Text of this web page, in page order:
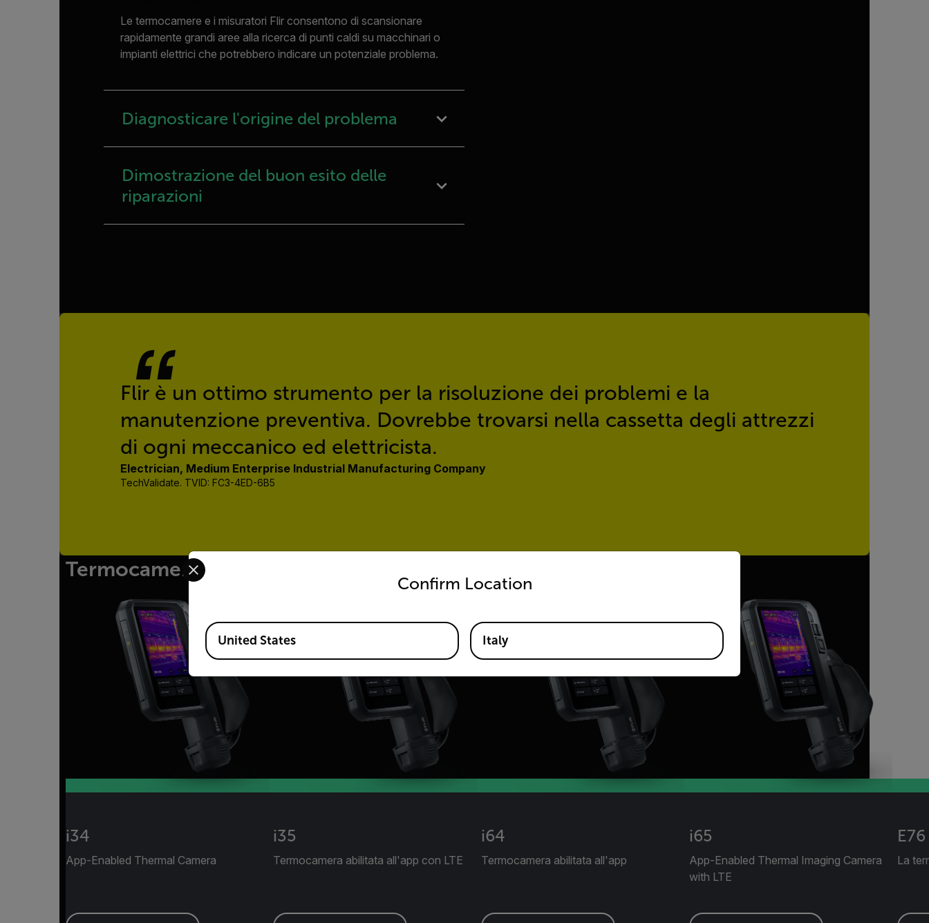
Le termocamere e i misuratori Flir consentono di scansionare
rapidamente grandi aree alla ricerca di punti caldi su macchinari o
impianti elettrici che potrebbero indicare un potenziale problema.
Diagnosticare l'origine del problema
Dimostrazione del buon esito delle
riparazioni
Flir è un ottimo strumento per la risoluzione dei problemi e la
manutenzione preventiva. Dovrebbe trovarsi nella cassetta degli attrezzi
di ogni meccanico ed elettricista.
Electrician, Medium Enterprise Industrial Manufacturing Company
TechValidate. TVID: FC3-4ED-6B5
Termocamere palmari
i34
App-Enabled Thermal Camera
i35
Termocamera abilitata all'app con LTE
i64
Termocamera abilitata all'app
i65
App-Enabled Thermal Imaging Camera
with LTE
E76
La
Confirm Location
Select your preferred country and language from the options below to access the appropriate version of our website.
Available Locations
United States Italy